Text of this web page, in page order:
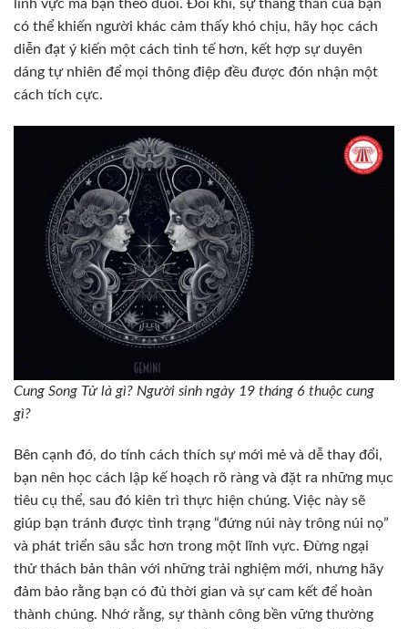
lĩnh vực mà bạn theo đuổi. Đôi khi, sự thẳng thắn của bạn
có thể khiến người khác cảm thấy khó chịu, hãy học cách
diễn đạt ý kiến một cách tinh tế hơn, kết hợp sự duyên
dáng tự nhiên để mọi thông điệp đều được đón nhận một
cách tích cực.
Cung Song Tử là gì? Người sinh ngày 19 tháng 6 thuộc cung
gì?
Bên cạnh đó, do tính cách thích sự mới mẻ và dễ thay đổi,
bạn nên học cách lập kế hoạch rõ ràng và đặt ra những mục
tiêu cụ thể, sau đó kiên trì thực hiện chúng. Việc này sẽ
giúp bạn tránh được tình trạng “đứng núi này trông núi nọ”
và phát triển sâu sắc hơn trong một lĩnh vực. Đừng ngại
thử thách bản thân với những trải nghiệm mới, nhưng hãy
đảm bảo rằng bạn có đủ thời gian và sự cam kết để hoàn
thành chúng. Nhớ rằng, sự thành công bền vững thường